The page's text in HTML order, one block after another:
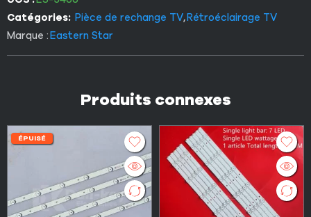
Catégories: Pièce de rechange TV,Rétroéclairage TV
Marque :Eastern Star
Produits connexes
ÉPUISÉ